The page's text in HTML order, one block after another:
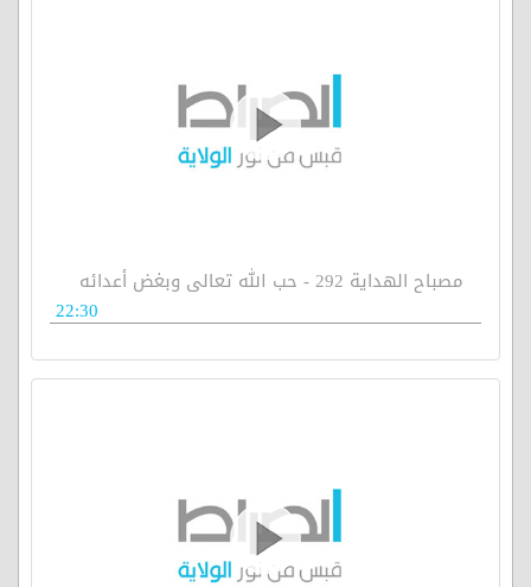
مصباح الهداية 292 - حب الله تعالى وبغض أعدائه
22:30